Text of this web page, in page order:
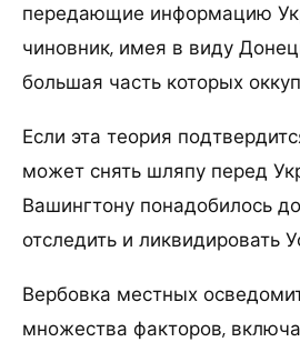
передающие информацию
чиновник, имея в виду
большая часть которых
Если эта теория
может снять шляпу перед
Вашингтону понадобилось
отследить и ликвидировать
Вербовка местных
множества факторов,